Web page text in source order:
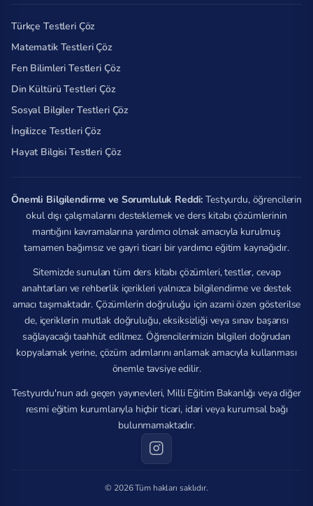
Türkçe Testleri Çöz
Matematik Testleri Çöz
Fen Bilimleri Testleri Çöz
Din Kültürü Testleri Çöz
Sosyal Bilgiler Testleri Çöz
İngilizce Testleri Çöz
Hayat Bilgisi Testleri Çöz
Önemli Bilgilendirme ve Sorumluluk Reddi: Testyurdu, öğrencilerin
okul dışı çalışmalarını desteklemek ve ders kitabı çözümlerinin
mantığını kavramalarına yardımcı olmak amacıyla kurulmuş
tamamen bağımsız ve gayri ticari bir yardımcı eğitim kaynağıdır.
Sitemizde sunulan tüm ders kitabı çözümleri, testler, cevap
anahtarları ve rehberlik içerikleri yalnızca bilgilendirme ve destek
amacı taşımaktadır. Çözümlerin doğruluğu için azami özen gösterilse
de, içeriklerin mutlak doğruluğu, eksiksizliği veya sınav başarısı
sağlayacağı taahhüt edilmez. Öğrencilerimizin bilgileri doğrudan
kopyalamak yerine, çözüm adımlarını anlamak amacıyla kullanması
önemle tavsiye edilir.
Testyurdu'nun adı geçen yayınevleri, Milli Eğitim Bakanlığı veya diğer
resmi eğitim kurumlarıyla hiçbir ticari, idari veya kurumsal bağı
bulunmamaktadır.
© 2026 Tüm hakları saklıdır.